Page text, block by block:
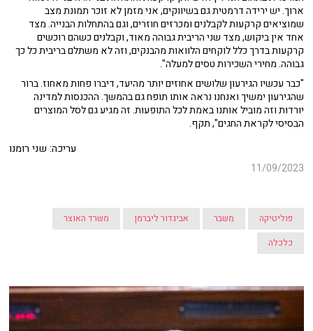
ארוך. יש ירידה דרמטית גם בשיווקים, אני מזמן לא זוכר תמונת מצב
שמוציאים קרקעות לקבלנים ומכרזים חוזרים, וגם בהתחלות הבנייה. מצד
אחד אין ביקוש, מצד שני הריבית גבוהה מאוד, וקבלנים כשהם רוכשים
קרקעות בדרך כלל לוקחים הלוואות מהבנקים, וזה לא משתלם בריבית כל כך
גבוהה. מחירי השכירות טסים למעלה".
"כבר עכשיו הגירעון שלושים אחוזים יותר מהיעד, דיברו פחות מאחוז. ברור
שהגירעון ימשיך ואנחנו נראה אותו תופח גם בהמשך. ההכנסות למדינה
יורדות וזה מוביל אותנו באמת לכל התופעות. זה מגיע גם לסל המוצרים
הבסיסי לקראת החגים", תקף.
עריכה: שני רומנו
11/09/2023
פוליטיקה משבר אביגדור ליברמן
משרד האוצר
כלכלה